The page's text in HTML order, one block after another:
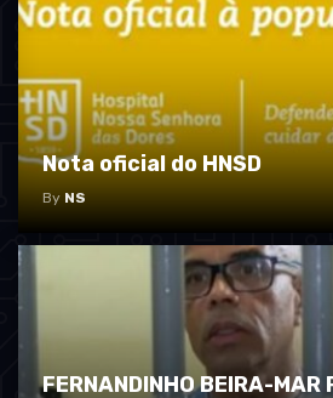
Nota oficial do HNSD
By NS
FERNANDINHO BEIRA-MAR